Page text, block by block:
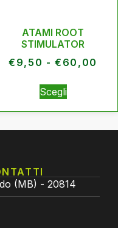
ATAMI ROOT
STIMULATOR
€ 9,50 - € 60,00
Scegli
(MB) - 20814